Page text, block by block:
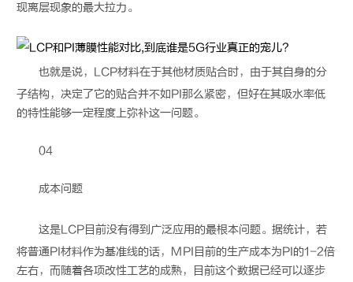
现离层现象的最大拉力。
也就是说， LCP材料在于其他材质贴合时，由于其自身的分
子结构，决定了它的贴合并不如PI那么紧密，但好在其吸水率低
的特性能够一定程度上弥补这一问题。
04
成本问题
这是LCP目前没有得到广泛应用的最根本问题。据统计，若
将普通PI材料作为基准线的话，MPI目前的生产成本为PI的1-2倍
左右，而随着各项改性工艺的成熟，目前这个数据已经可以逐步